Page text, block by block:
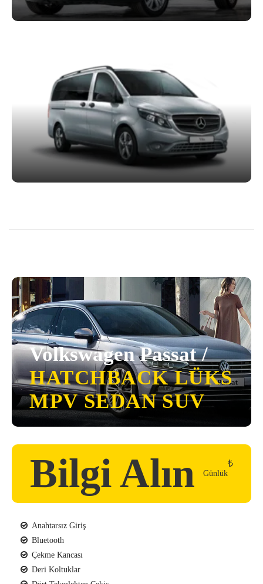
Volkswagen Passat /
HATCHBACK LÜKS
MPV SEDAN SUV
Bilgi Alın Günlük
₺
Anahtarsız Giriş
Bluetooth
Çekme Kancası
Deri Koltuklar